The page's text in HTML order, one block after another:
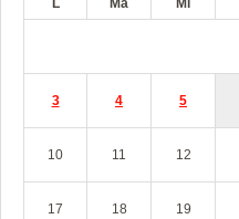
L Ma Mi
3 4 5
10 11 12
17 18 19